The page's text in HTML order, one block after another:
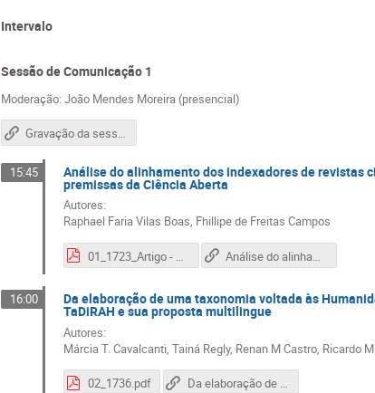
Intervalo
Sessão de Comunicação 1
Moderação: João Mendes Moreira (presencial)
Gravação da sessão
15:45 Análise do alinhamento dos indexadores de revistas
premissas da Ciência Aberta
Autores:
Raphael Faria Vilas Boas, Fhillipe de Freitas Campos
01_1723_Artigo - Confoa 2022.pdf Análise do alinhamento dos indexadores de revistas científicas de Acesso Aberto com as premissas da Ciência Aberta
16:00 Da elaboração de uma taxonomia voltada às
TaDiRAH e sua proposta multilingue
Autores:
Márcia T. Cavalcanti, Tainá Regly, Renan M Castro, Ricardo
02_1736.pdf Da elaboração de uma taxonomia voltada às Humanidades Digitais no cenário brasileiro a TaDiRAH e sua proposta multilíngue